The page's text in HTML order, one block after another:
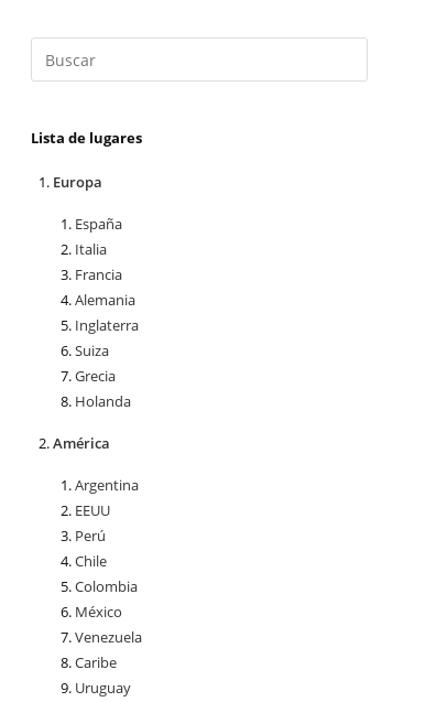
Lista de lugares
Europa
España
Italia
Francia
Alemania
Inglaterra
Suiza
Grecia
Holanda
América
Argentina
EEUU
Perú
Chile
Colombia
México
Venezuela
Caribe
Uruguay